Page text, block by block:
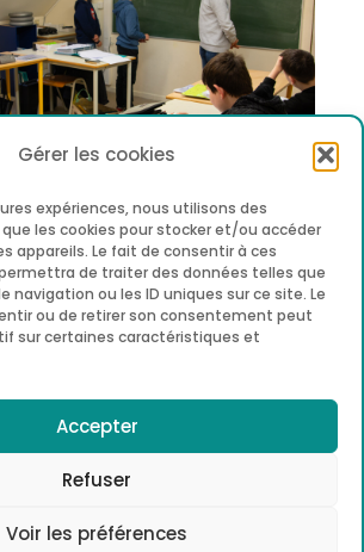
Gérer les cookies
expériences, nous utilisons des
les cookies pour stocker et/ou accéder
appareils. Le fait de consentir à ces
de traiter des données telles que
navigation ou les ID uniques sur ce site. Le
ou de retirer son consentement peut
sur certaines caractéristiques et
Accepter
Refuser
Voir les préférences
2E ANNÉE
LA 7E ANNÉE
direction en utilisant le lien ci-